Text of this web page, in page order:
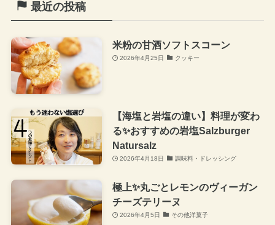
最近の投稿
米粉の甘酒ソフトスコーン
2026年4月25日 クッキー
【海塩と岩塩の違い】料理が変わ
る✨おすすめの岩塩Salzburger
Natursalz
2026年4月18日 調味料・ドレッシング
極上✨丸ごとレモンのヴィーガン
チーズテリーヌ
2026年4月5日 その他洋菓子